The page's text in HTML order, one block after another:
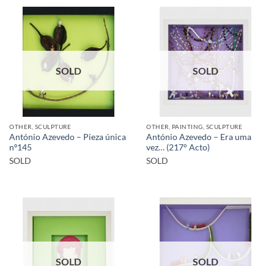
SOLD
OTHER, SCULPTURE
António Azevedo – Pieza única
nº145
SOLD
SOLD
OTHER, PAINTING, SCULPTURE
António Azevedo – Era uma
vez… (217° Acto)
SOLD
SOLD SOLD